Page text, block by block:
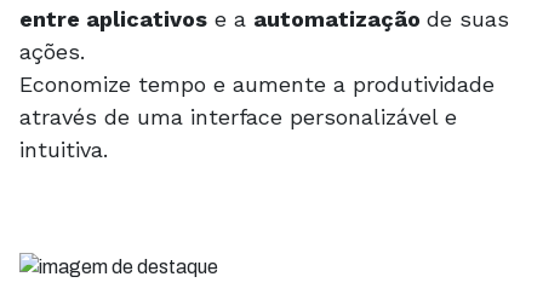
entre aplicativos e a automatização de suas
ações.
Economize tempo e aumente a produtividade
através de uma interface personalizável e
intuitiva.